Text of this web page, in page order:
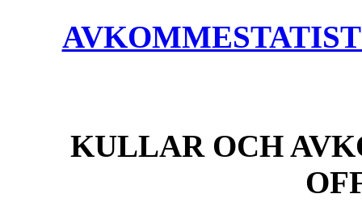
KULLAR OCH